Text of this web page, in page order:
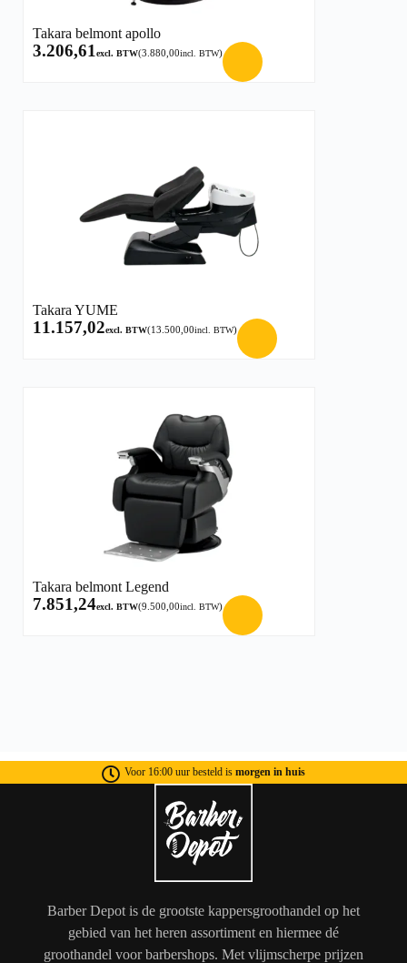
Takara belmont apollo
3.206,61 excl. BTW(3.880,00incl. BTW)
Takara YUME
11.157,02excl. BTW(13.500,00incl. BTW)
Takara belmont Legend
7.851,24excl. BTW(9.500,00incl. BTW)
Voor 16:00 uur besteld is morgen in huis
Barber Depot is de grootste kappersgroothandel op het
gebied van het heren assortiment en hiermee dé
groothandel voor barbershops. Met vlijmscherpe prijzen